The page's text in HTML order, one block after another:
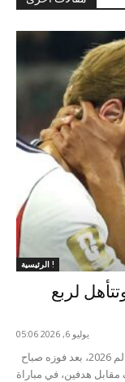
الرئيسية !
لربع
يوليو 6, 2026 05:06
مقابل هدفين، في مباراة